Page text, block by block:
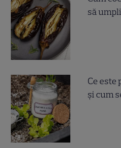
să
Ce este
și cum